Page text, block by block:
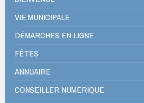
VIE MUNICIPALE
DÉMARCHES EN LIGNE
FÊTES
ANNUAIRE
CONSEILLER NUMÉRIQUE